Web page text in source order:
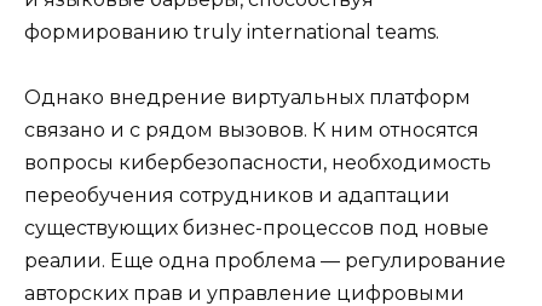
формированию truly international teams.
Однако внедрение виртуальных платформ
связано и с рядом вызовов. К ним относятся
вопросы кибербезопасности, необходимость
переобучения сотрудников и адаптации
существующих бизнес-процессов под новые
реалии. Еще одна проблема — регулирование
авторских прав и управление цифровыми